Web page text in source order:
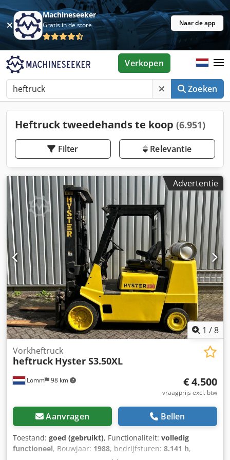
Machineseeker
Gratis in de store Naar de app
Zoeken
Verkopen
Heftruck tweedehands te koop (6.951)
Filter Relevantie
Advertentie
1 /8
Lomm 98 km
Vorkheftruck
heftruck Hyster S3.50XL
€ 4.500
vraagprijs excl. btw
Aanvragen Bellen
Toestand: goed (gebruikt), Functionaliteit: volledig
functioneel, Bouwjaar: 1988, bedrijfsturen: 8.141 h,